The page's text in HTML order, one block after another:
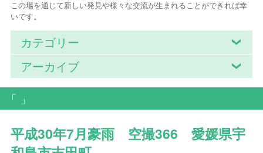
この場を通じて新しい発見や様々な交流が生まれることができれば幸
いです。
カテゴリー
アーカイブ
「 」
平成30年7月豪雨 空撮366 愛媛県宇